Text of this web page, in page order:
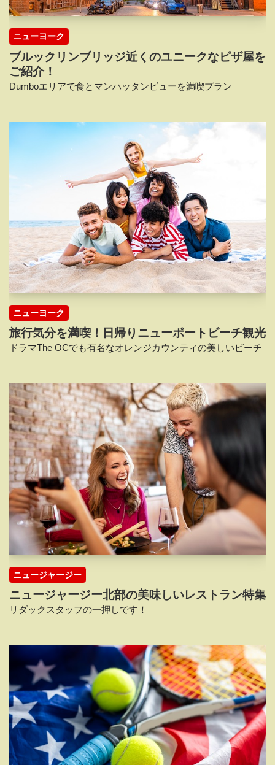
ニューヨーク
ブルックリンブリッジ近くのユニークなピザ屋を
ご紹介！
Dumboエリアで食とマンハッタンビューを満喫プラン
ニューヨーク
旅行気分を満喫！日帰りニューポートビーチ観光
ドラマThe OCでも有名なオレンジカウンティの美しいビーチ
ニュージャージー
ニュージャージー北部の美味しいレストラン特集
リダックスタッフの一押しです！